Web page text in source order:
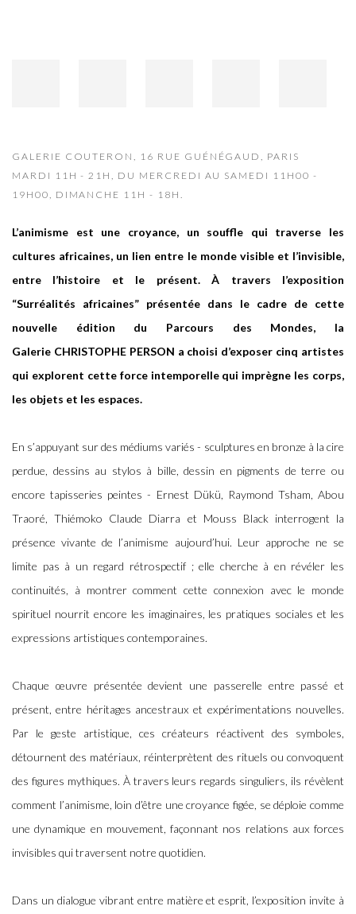
GALERIE COUTERON, 16 RUE GUÉNÉGAUD, PARIS
MARDI 11H - 21H, DU MERCREDI AU SAMEDI 11H00 -
19H00, DIMANCHE 11H - 18H.
L’animisme est une croyance, un souffle qui traverse les
cultures africaines, un lien entre le monde visible et l’invisible,
entre l’histoire et le présent. À travers l’exposition
“Surréalités africaines” présentée dans le cadre de cette
nouvelle édition du Parcours des Mondes, la
Galerie CHRISTOPHE PERSON a choisi d’exposer cinq artistes
qui explorent cette force intemporelle qui imprègne les corps,
les objets et les espaces.
En s’appuyant sur des médiums variés - sculptures en bronze à la cire
perdue, dessins au stylos à bille, dessin en pigments de terre ou
encore tapisseries peintes - Ernest Dükü, Raymond Tsham, Abou
Traoré, Thiémoko Claude Diarra et Mouss Black interrogent la
présence vivante de l’animisme aujourd’hui. Leur approche ne se
limite pas à un regard rétrospectif ; elle cherche à en révéler les
continuités, à montrer comment cette connexion avec le monde
spirituel nourrit encore les imaginaires, les pratiques sociales et les
expressions artistiques contemporaines.
Chaque œuvre présentée devient une passerelle entre passé et
présent, entre héritages ancestraux et expérimentations nouvelles.
Par le geste artistique, ces créateurs réactivent des symboles,
détournent des matériaux, réinterprètent des rituels ou convoquent
des figures mythiques. À travers leurs regards singuliers, ils révèlent
comment l’animisme, loin d’être une croyance figée, se déploie comme
une dynamique en mouvement, façonnant nos relations aux forces
invisibles qui traversent notre quotidien.
Dans un dialogue vibrant entre matière et esprit, l’exposition invite à